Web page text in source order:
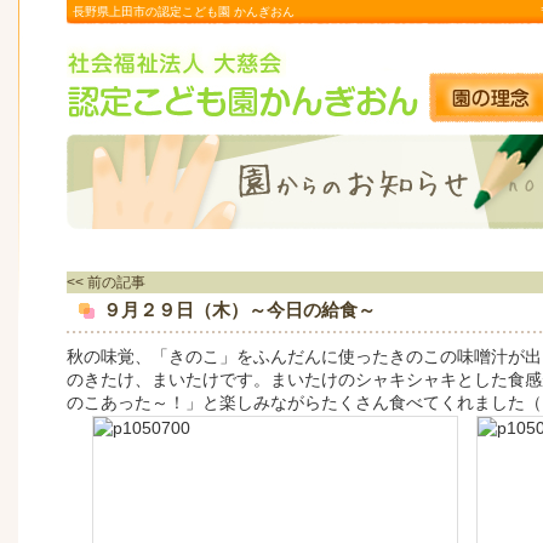
長野県上田市の認定こども園 かんぎおん
<< 前の記事
９月２９日（木）～今日の給食～
秋の味覚、「きのこ」をふんだんに使ったきのこの味噌汁が
のきたけ、まいたけです。まいたけのシャキシャキとした食
のこあった～！」と楽しみながらたくさん食べてくれました